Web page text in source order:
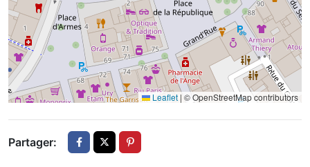
Leaflet | © OpenStreetMap contributors
Partager: